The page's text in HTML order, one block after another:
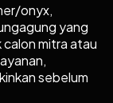
onyx,
yang
mitra atau
sebelum